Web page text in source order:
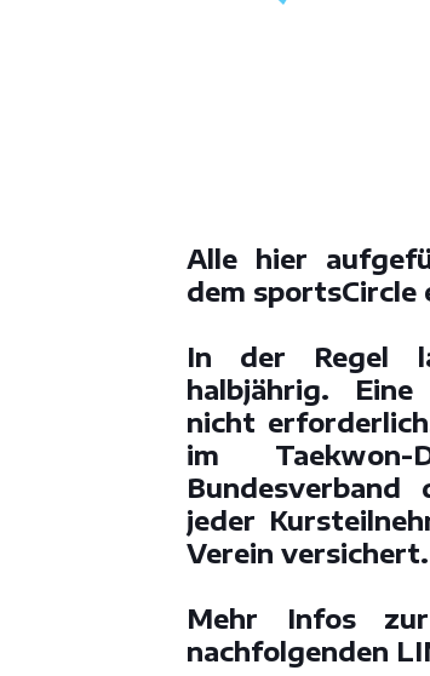
Alle hier
dem sportsCircle
In der Regel
halbjährig.
nicht
im
jeder
Verein versichert.
Mehr Infos
nachfolgenden